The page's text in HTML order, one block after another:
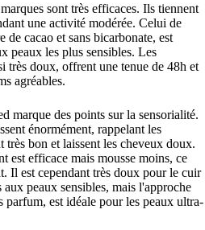
sont très efficaces. Ils tiennent
une activité modérée. Celui de
de cacao et sans bicarbonate, est
peaux les plus sensibles. Les
très doux, offrent une tenue de 48h et
agréables.
marque des points sur la sensorialité.
énormément, rappelant les
très bon et laissent les cheveux doux.
est efficace mais mousse moins, ce
Il est cependant très doux pour le cuir
peaux sensibles, mais l'approche
parfum, est idéale pour les peaux ultra-